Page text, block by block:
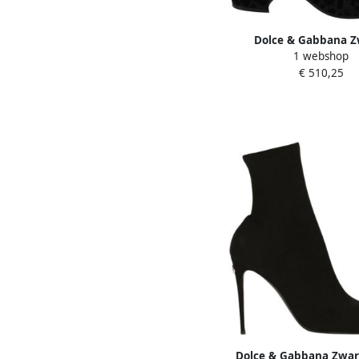
Dolce & Gabbana
Luipaard Korte
Black Dames
1 webshop
€ 510,25
Dolce & Gabbana